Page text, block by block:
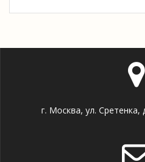
г. Москва, ул. Сретенка,